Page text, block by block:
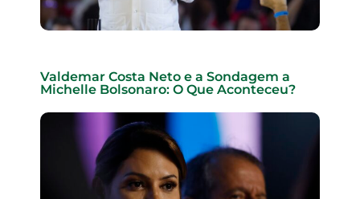
Valdemar Costa Neto e a Sondagem a
Michelle Bolsonaro: O Que Aconteceu?